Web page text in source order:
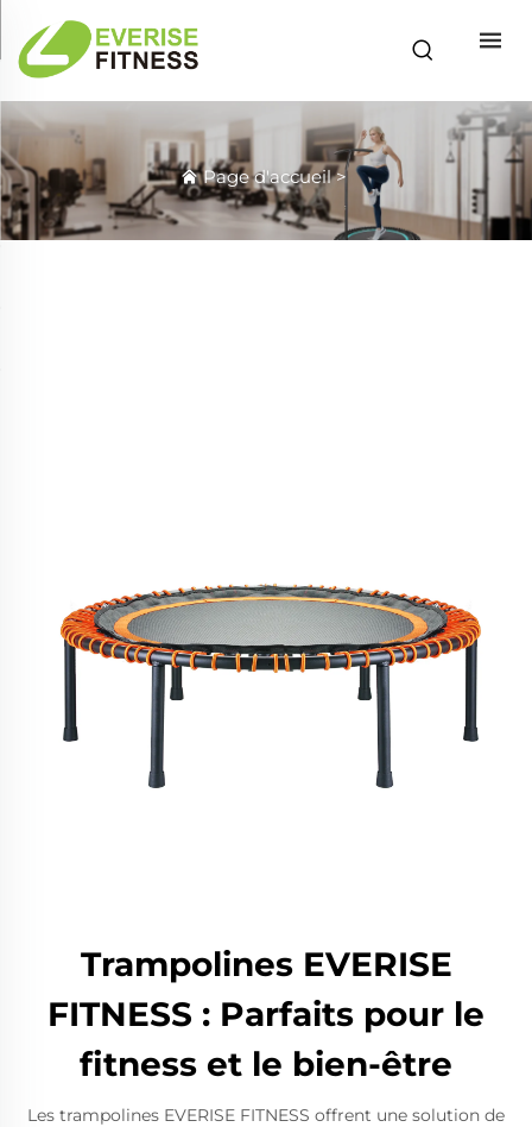
Page d'accueil>
Trampolines EVERISE
FITNESS : Parfaits pour le
fitness et le bien-être
Les trampolines EVERISE FITNESS offrent une solution de